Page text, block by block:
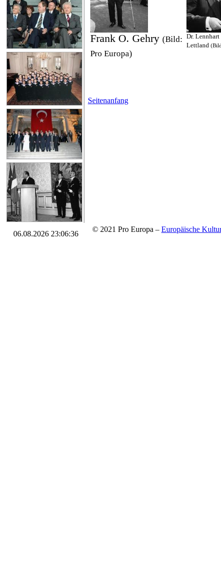
Frank O. Gehry (Bild:
Pro Europa)
Dr.
Lettland
Seitenanfang
06.08.2026 23:06:36
© 2021 Pro Europa – Europäische